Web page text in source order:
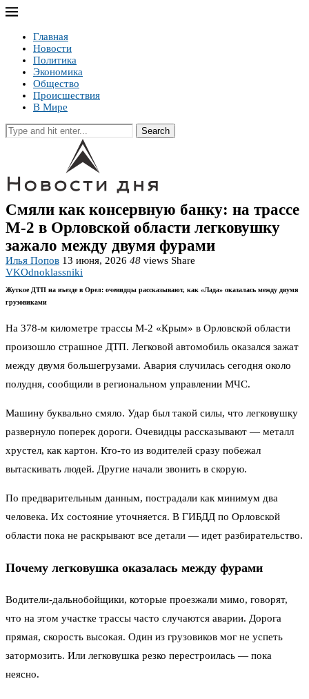
Главная
Новости
Политика
Экономика
Общество
Происшествия
В Мире
Search
Смяли как консервную банку: на трассе
М-2 в Орловской области легковушку
зажало между двумя фурами
Илья Попов 13 июня, 2026 48 views Share
VKOdnoklassniki
Жуткое ДТП на въезде в Орел: очевидцы рассказывают, как «Лада» оказалась между двумя
грузовиками
На 378-м километре трассы М-2 «Крым» в Орловской области
произошло страшное ДТП. Легковой автомобиль оказался зажат
между двумя большегрузами. Авария случилась сегодня около
полудня, сообщили в региональном управлении МЧС.
Машину буквально смяло. Удар был такой силы, что легковушку
развернуло поперек дороги. Очевидцы рассказывают — металл
хрустел, как картон. Кто-то из водителей сразу побежал
вытаскивать людей. Другие начали звонить в скорую.
По предварительным данным, пострадали как минимум два
человека. Их состояние уточняется. В ГИБДД по Орловской
области пока не раскрывают все детали — идет разбирательство.
Почему легковушка оказалась между фурами
Водители-дальнобойщики, которые проезжали мимо, говорят,
что на этом участке трассы часто случаются аварии. Дорога
прямая, скорость высокая. Один из грузовиков мог не успеть
затормозить. Или легковушка резко перестроилась — пока
неясно.